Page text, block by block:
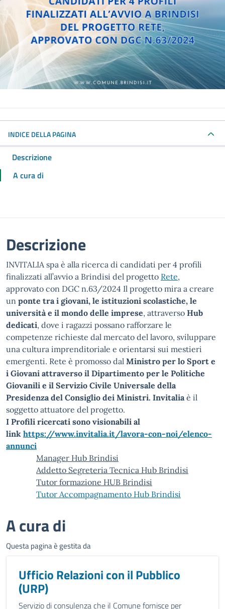
INDICE DELLA PAGINA
Descrizione
A cura di
Descrizione
INVITALIA spa è alla ricerca di candidati per 4 profili
finalizzati all’avvio a Brindisi del progetto Rete,
approvato con DGC n.63/2024 Il progetto mira a creare
un ponte tra i giovani, le istituzioni scolastiche, le
università e il mondo delle imprese, attraverso Hub
dedicati, dove i ragazzi possano rafforzare le
competenze richieste dal mercato del lavoro, sviluppare
una cultura imprenditoriale e orientarsi sui mestieri
emergenti. Rete è promosso dal Ministro per lo Sport e
i Giovani attraverso il Dipartimento per le Politiche
Giovanili e il Servizio Civile Universale della
Presidenza del Consiglio dei Ministri. Invitaliaè il
soggetto attuatore del progetto.
I Profili ricercati sono visionabili al
link https://www.invitalia.it/lavora-con-noi/elenco-
annunci
Manager Hub Brindisi
Addetto Segreteria Tecnica Hub Brindisi
Tutor formazione HUB Brindisi
Tutor Accompagnamento Hub Brindisi
A cura di
Questa pagina è gestita da
Ufficio Relazioni con il Pubblico
(URP)
Servizio di consulenza che il Comune fornisce per